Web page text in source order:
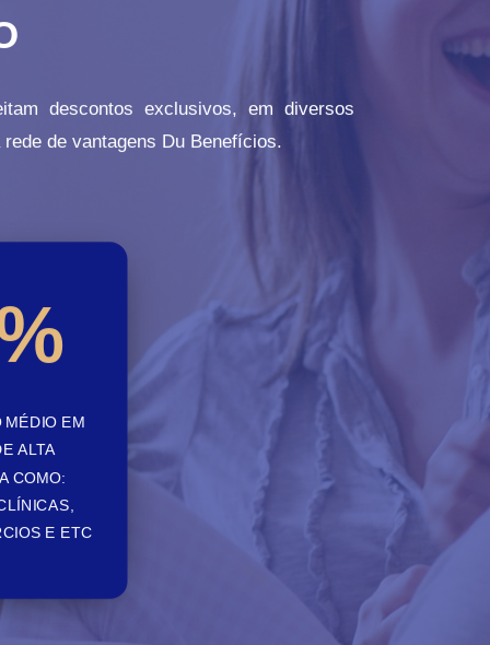
descontos exclusivos, em diversos
de vantagens Du Benefícios.
MÉDIO EM
ALTA
COMO:
E ETC